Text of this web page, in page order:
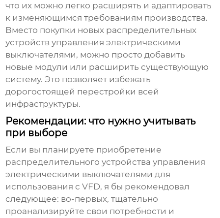
что их можно легко расширять и адаптировать
к изменяющимся требованиям производства.
Вместо покупки новых распределительных
устройств управления электрическими
выключателями, можно просто добавить
новые модули или расширить существующую
систему. Это позволяет избежать
дорогостоящей перестройки всей
инфраструктуры.
Рекомендации: что нужно учитывать
при выборе
Если вы планируете приобретение
распределительного устройства управления
электрическими выключателями для
использования сVFD, я бы рекомендовал
следующее: во-первых, тщательно
проанализируйте свои потребности и